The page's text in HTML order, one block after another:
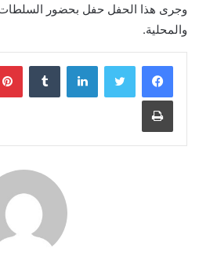
وجرى هذا الحفل حفل بحضور السلطات
والمحلية.
لينكدإن
طباعة